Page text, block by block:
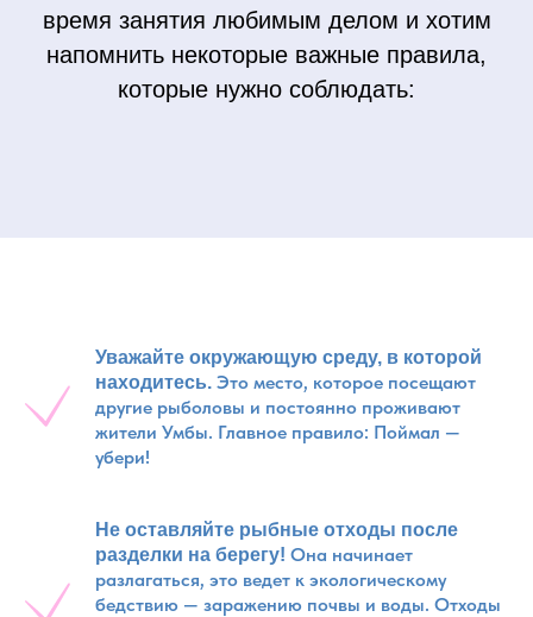
время занятия любимым делом и хотим
напомнить некоторые важные правила,
которые нужно соблюдать:
Уважайте окружающую среду, в которой
находитесь. Это место, которое посещают
другие рыболовы и постоянно проживают
жители Умбы. Главное правило: Поймал —
убери!
Не оставляйте рыбные отходы после
разделки на берегу! Она начинает
разлагаться, это ведет к экологическому
бедствию — заражению почвы и воды. Отходы